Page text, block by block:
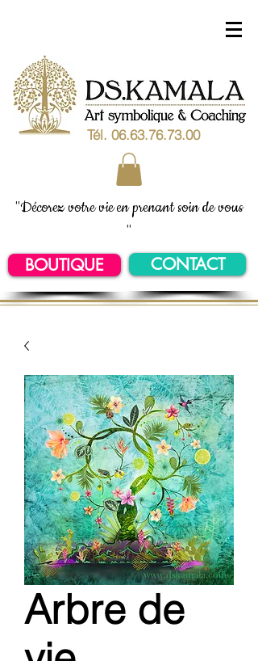
Tél. 06.63.76.73.00
"Décorez votre vie en prenant soin de vous
"
BOUTIQUE CONTACT
Arbre de